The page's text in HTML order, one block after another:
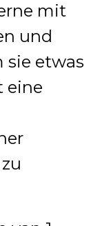
mit
und
sie etwas
eine